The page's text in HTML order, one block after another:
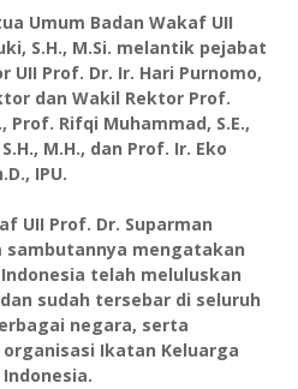
Umum Badan Wakaf UII
S.H., M.Si. melantik pejabat
Prof. Dr. Ir. Hari Purnomo,
dan Wakil Rektor Prof.
Prof. Rifqi Muhammad, S.E.,
M.H., dan Prof. Ir. Eko
IPU.
UII Prof. Dr. Suparman
sambutannya mengatakan
telah meluluskan
sudah tersebar di seluruh
negara, serta
Ikatan Keluarga